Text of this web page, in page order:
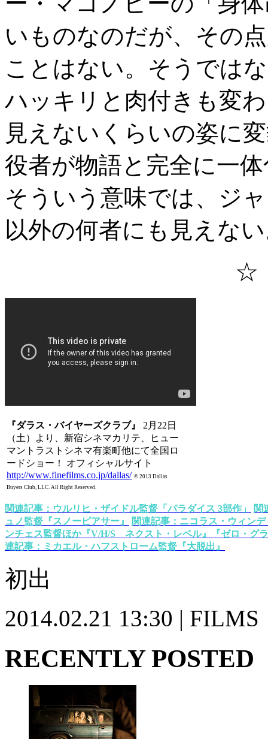
いものなのだが、その
ことはない。そうでは
ハッキリと肉付きも変
見えないくらいの姿に
役者が物語と完全に一
そういう意味では、ジ
以外の何者にも見えな
『ダラス・バイヤーズクラブ』 2月22日
（土）より、新宿シネマカリテ、ヒュー
マントラストシネマ有楽町他にて全国ロ
ードショー！ オフィシャルサイト
http://www.finefilms.co.jp/dallas/ © 2013 Dallas
Buyers Club, LLC. All Right Reserved.
関連記事：ウルリヒ・ザイドル監督「パラダイス 3部作」
関
ュノ監督『スノーピアサー』
関連記事：ニコラス・ウィン
ンチェス監督ほか『V/H/S ネクスト・レベル』『ゼロ・グ
連記事：ミカエル・ハフストローム監督『大脱出』
初出
2014.02.21 13:30 | FILMS
RECENTLY POSTED